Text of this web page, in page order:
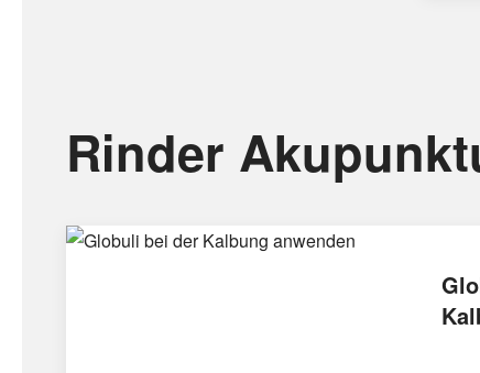
Rinder